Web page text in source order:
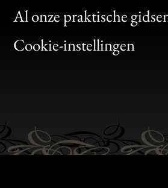
Al onze praktische
Cookie-instellingen